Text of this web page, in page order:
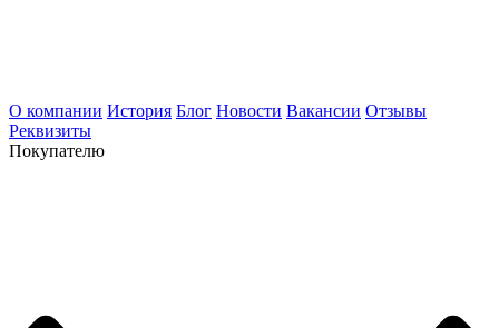
О компании История Блог Новости Вакансии Отзывы
Реквизиты
Покупателю